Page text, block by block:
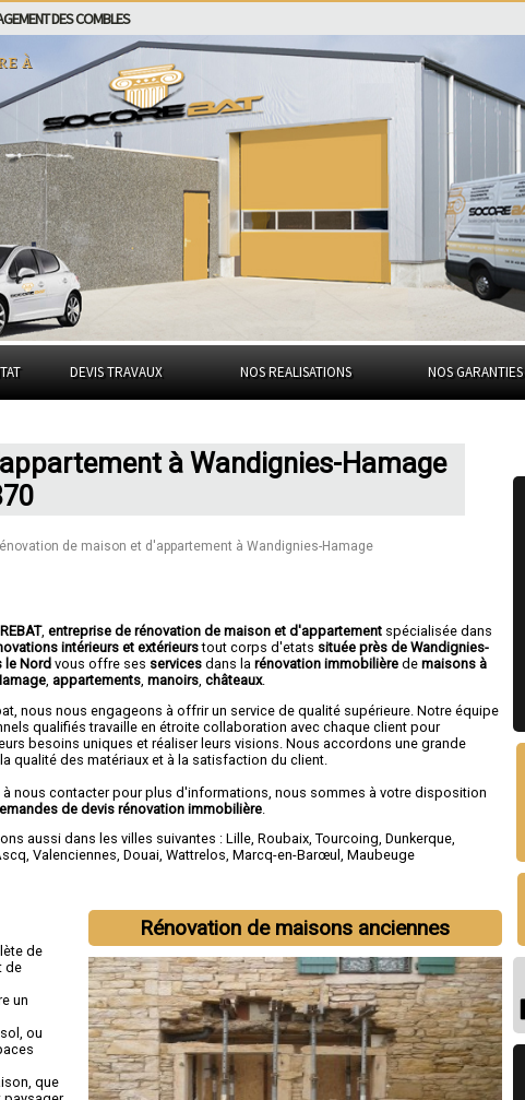
DES COMBLES
à
DEVIS TRAVAUX NOS REALISATIONS NOS GARANTIES
à Wandignies-Hamage
de maison et d'appartement à Wandignies-Hamage
,entreprise de rénovation de maison et d'appartement spécialisée dans
intérieurs et extérieurstout corps d'etats située près de Wandignies-
le Nordvous offre ses services dans larénovation immobilière demaisons à
appartements ,manoirs ,châteaux.
nous nous engageons à offrir un service de qualité supérieure. Notre équipe
qualifiés travaille en étroite collaboration avec chaque client pour
besoins uniques et réaliser leurs visions. Nous accordons une grande
qualité des matériaux et à la satisfaction du client.
nous contacter pour plus d'informations, nous sommes à votre disposition
de devis rénovation immobilière
aussi dans les villes suivantes :Lille,Roubaix,Tourcoing,Dunkerque,
,Valenciennes,Douai,Wattrelos,Marcq-en-Barœul,Maubeuge
Rénovation de maisons anciennes
de
de
un
ou
que